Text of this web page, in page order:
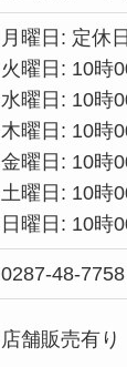
月曜日: 定休日
火曜日: 10時
水曜日: 10時
木曜日: 10時
金曜日: 10時
土曜日: 10時
日曜日: 10時
0287-48-7758
店舗販売有り